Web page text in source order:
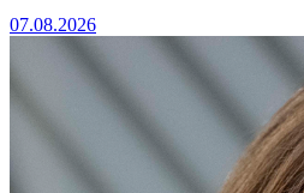
07.08.2026